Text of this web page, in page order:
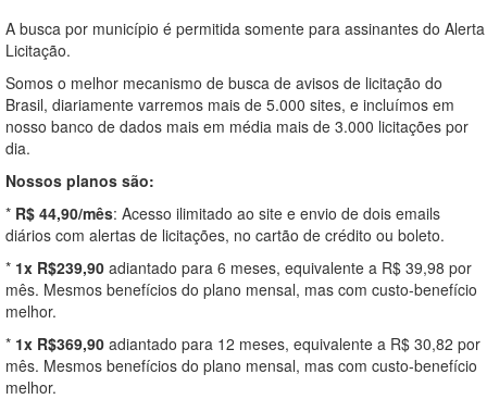
A busca por município é permitida somente para assinantes do Alerta
Licitação.
Somos o melhor mecanismo de busca de avisos de licitação do
Brasil, diariamente varremos mais de 5.000 sites, e incluímos em
nosso banco de dados mais em média mais de 3.000 licitações por
dia.
Nossos planos são:
* R$ 44,90/mês: Acesso ilimitado ao site e envio de dois emails
diários com alertas de licitações, no cartão de crédito ou boleto.
* 1x R$239,90 adiantado para 6 meses, equivalente a R$ 39,98 por
mês. Mesmos benefícios do plano mensal, mas com custo-benefício
melhor.
* 1x R$369,90 adiantado para 12 meses, equivalente a R$ 30,82 por
mês. Mesmos benefícios do plano mensal, mas com custo-benefício
melhor.